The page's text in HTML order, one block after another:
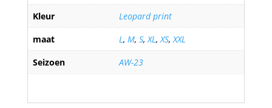
Kleur
Leopard print
maat
L, M, S,XL,XS,XXL
Seizoen
AW-23